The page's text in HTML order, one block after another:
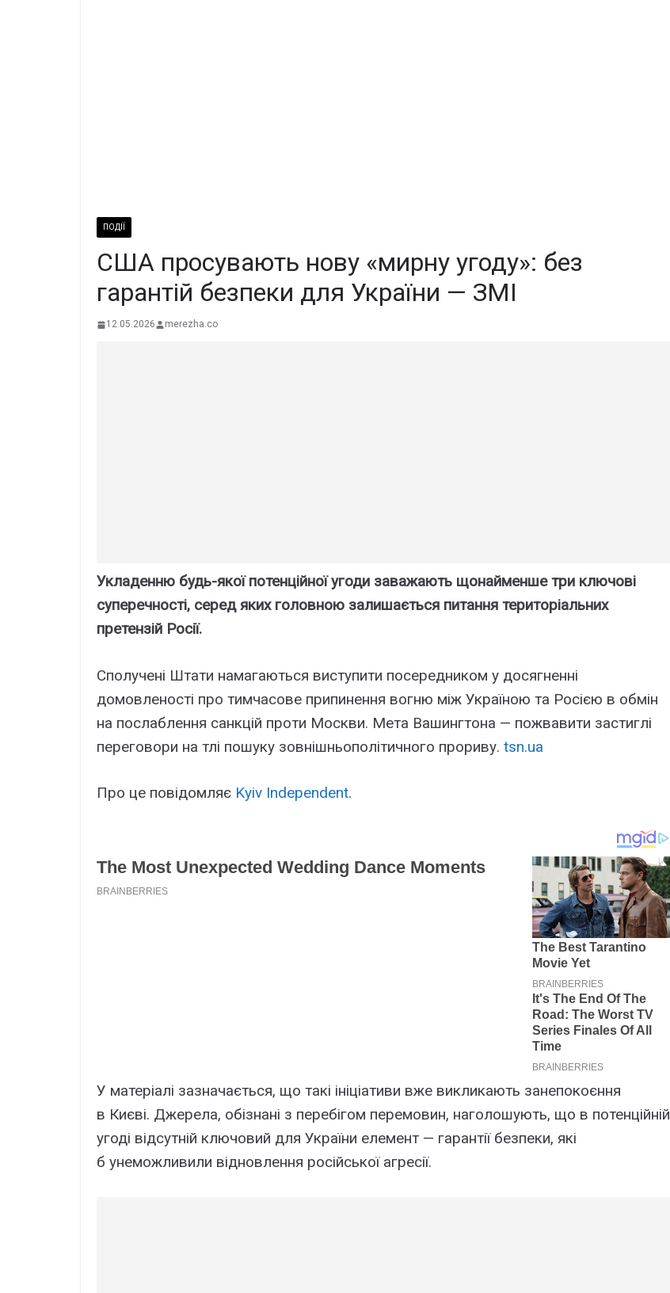
ПОДІЇ
США просувають нову «мирну угоду»: без
гарантій безпеки для України — ЗМІ
12.05.2026 merezha.co
Укладенню будь-якої потенційної угоди заважають щонайменше три ключові
суперечності, серед яких головною залишається питання територіальних
претензій Росії.
Сполучені Штати намагаються виступити посередником у досягненні
домовленості про тимчасове припинення вогню між Україною та Росією в обмін
на послаблення санкцій проти Москви. Мета Вашингтона — пожвавити застиглі
переговори на тлі пошуку зовнішньополітичного прориву. tsn.ua
Про це повідомляє Kyiv Independent.
У матеріалі зазначається, що такі ініціативи вже викликають занепокоєння
в Києві. Джерела, обізнані з перебігом перемовин, наголошують, що в потенційній
угоді відсутній ключовий для України елемент — гарантії безпеки, які
б унеможливили відновлення російської агресії.